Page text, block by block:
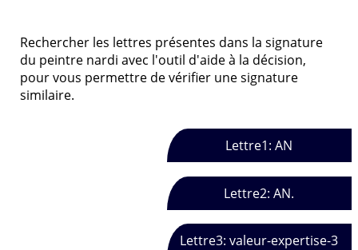
Rechercher les lettres présentes dans la signature
du peintre nardi avec l'outil d'aide à la décision,
pour vous permettre de vérifier une signature
similaire.
Lettre1: AN
Lettre2: AN.
Lettre3: valeur-expertise-3